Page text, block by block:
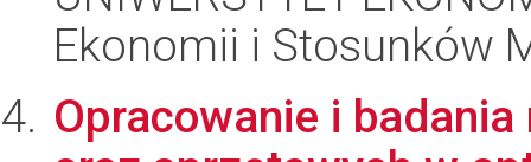
Ekonomii i Stosunków
Opracowanie i